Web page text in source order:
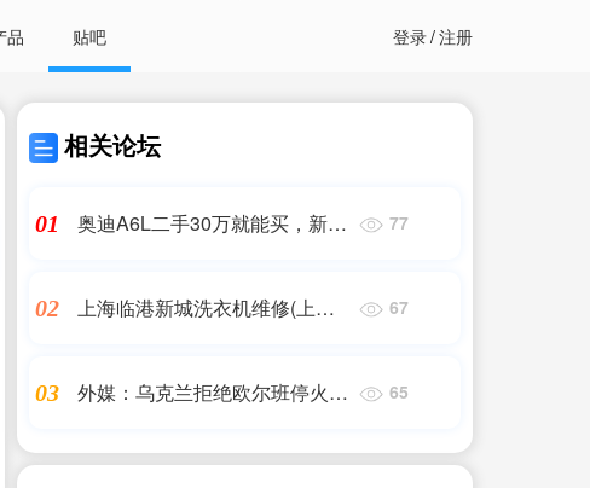
品 贴吧 登录/注册
相关论坛
01
奥迪A6L二手30万就能买，新车
77
02
上海临港新城洗衣机维修(上海
67
03
外媒：乌克兰拒绝欧尔班停火建
65